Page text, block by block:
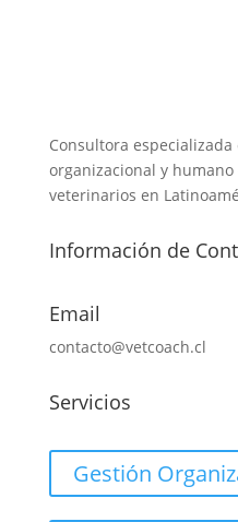
Consultora
organizacional y
veterinarios en
Información de
Email
contacto@vetcoach.cl
Servicios
Gestión